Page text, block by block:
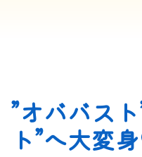
”オババス
ト”へ大変